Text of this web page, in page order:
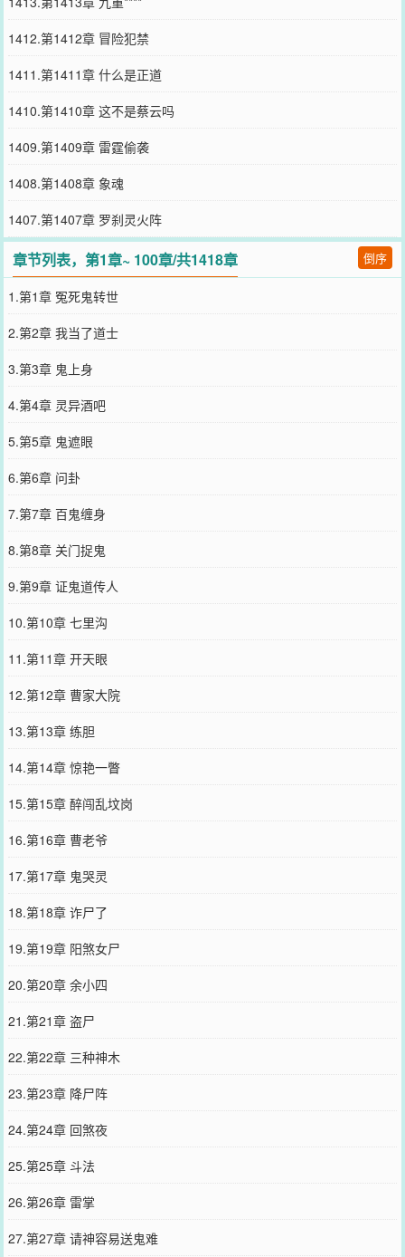
1412.第1412章 冒险犯禁
1411.第1411章 什么是正道
1410.第1410章 这不是蔡云吗
1409.第1409章 雷霆偷袭
1408.第1408章 象魂
1407.第1407章 罗刹灵火阵
章节列表，第1章~ 100章/共1418章 倒序
1.第1章 冤死鬼转世
2.第2章 我当了道士
3.第3章 鬼上身
4.第4章 灵异酒吧
5.第5章 鬼遮眼
6.第6章 问卦
7.第7章 百鬼缠身
8.第8章 关门捉鬼
9.第9章 证鬼道传人
10.第10章 七里沟
11.第11章 开天眼
12.第12章 曹家大院
13.第13章 练胆
14.第14章 惊艳一瞥
15.第15章 醉闯乱坟岗
16.第16章 曹老爷
17.第17章 鬼哭灵
18.第18章 诈尸了
19.第19章 阳煞女尸
20.第20章 余小四
21.第21章 盗尸
22.第22章 三种神木
23.第23章 降尸阵
24.第24章 回煞夜
25.第25章 斗法
26.第26章 雷掌
27.第27章 请神容易送鬼难